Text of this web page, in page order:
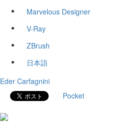
Marvelous Designer
V-Ray
ZBrush
日本語
Eder Carfagnini
Pocket